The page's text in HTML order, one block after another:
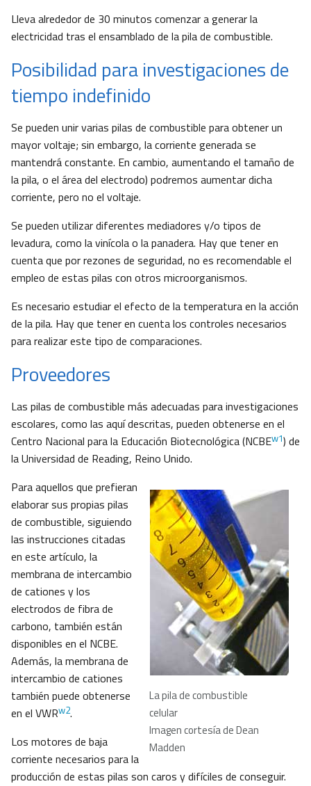
Lleva alrededor de 30 minutos comenzar a generar la
electricidad tras el ensamblado de la pila de combustible.
Posibilidad para investigaciones de
tiempo indefinido
Se pueden unir varias pilas de combustible para obtener un
mayor voltaje; sin embargo, la corriente generada se
mantendrá constante. En cambio, aumentando el tamaño de
la pila, o el área del electrodo) podremos aumentar dicha
corriente, pero no el voltaje.
Se pueden utilizar diferentes mediadores y/o tipos de
levadura, como la vinícola o la panadera. Hay que tener en
cuenta que por rezones de seguridad, no es recomendable el
empleo de estas pilas con otros microorganismos.
Es necesario estudiar el efecto de la temperatura en la acción
de la pila. Hay que tener en cuenta los controles necesarios
para realizar este tipo de comparaciones.
Proveedores
Las pilas de combustible más adecuadas para investigaciones
escolares, como las aquí descritas, pueden obtenerse en el
Centro Nacional para la Educación Biotecnológica (NCBEw1) de
la Universidad de Reading, Reino Unido.
La pila de combustible
celular
Imagen cortesía de Dean
Madden
Para aquellos que prefieran
elaborar sus propias pilas
de combustible, siguiendo
las instrucciones citadas
en este artículo, la
membrana de intercambio
de cationes y los
electrodos de fibra de
carbono, también están
disponibles en el NCBE.
Además, la membrana de
intercambio de cationes
también puede obtenerse
en el VWRw2.
Los motores de baja
corriente necesarios para la
producción de estas pilas son caros y difíciles de conseguir.